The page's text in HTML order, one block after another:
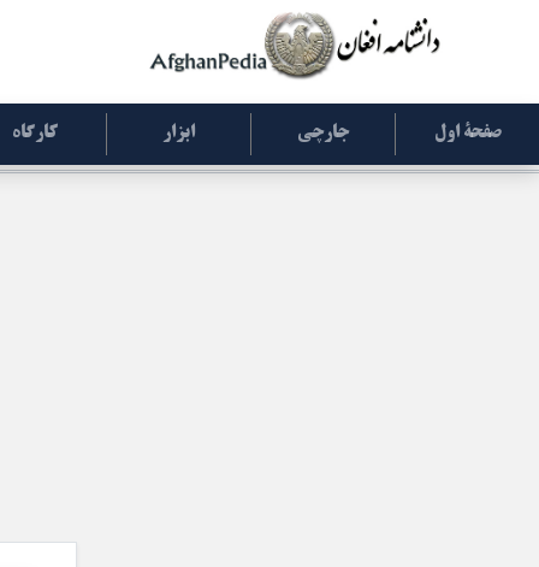
صفحۀ اول جارچی ابزار کارگاه